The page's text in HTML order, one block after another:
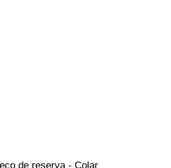
de reserva - Colar